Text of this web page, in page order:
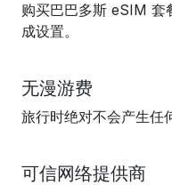
购买巴巴多斯 eSIM 套
成设置。
无漫游费
旅行时绝对不会产生任
可信网络提供商